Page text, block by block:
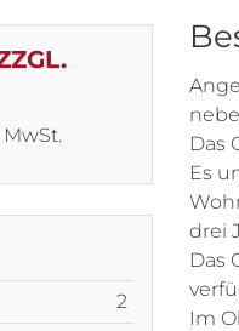
Das
Es
drei
Das
Im
MwSt.
2